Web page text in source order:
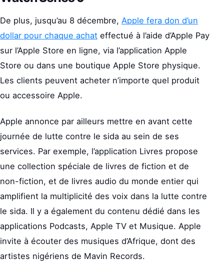
De plus, jusqu’au 8 décembre, Apple fera don d’un
dollar pour chaque achat effectué à l’aide d’Apple Pay
sur l’Apple Store en ligne, via l’application Apple
Store ou dans une boutique Apple Store physique.
Les clients peuvent acheter n’importe quel produit
ou accessoire Apple.
Apple annonce par ailleurs mettre en avant cette
journée de lutte contre le sida au sein de ses
services. Par exemple, l’application Livres propose
une collection spéciale de livres de fiction et de
non-fiction, et de livres audio du monde entier qui
amplifient la multiplicité des voix dans la lutte contre
le sida. Il y a également du contenu dédié dans les
applications Podcasts, Apple TV et Musique. Apple
invite à écouter des musiques d’Afrique, dont des
artistes nigériens de Mavin Records.